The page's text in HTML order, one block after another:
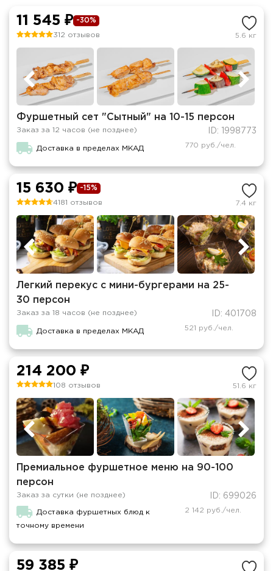
11 545 ₽ -30%
312 отзывов 5.6 кг
Фуршетный сет "Сытный" на 10-15 персон
Заказ за 12 часов (не позднее) ID: 1998773
Доставка в пределах МКАД 770 руб./чел.
15 630 ₽ -15%
4181 отзывов 7.4 кг
Легкий перекус c мини-бургерами на 25-
30 персон
Заказ за 18 часов (не позднее) ID: 401708
Доставка в пределах МКАД 521 руб./чел.
214 200 ₽
108 отзывов 51.6 кг
Премиальное фуршетное меню на 90-100
персон
Заказ за сутки (не позднее) ID: 699026
Доставка фуршетных блюд к
точному времени
2 142 руб./чел.
59 385 ₽